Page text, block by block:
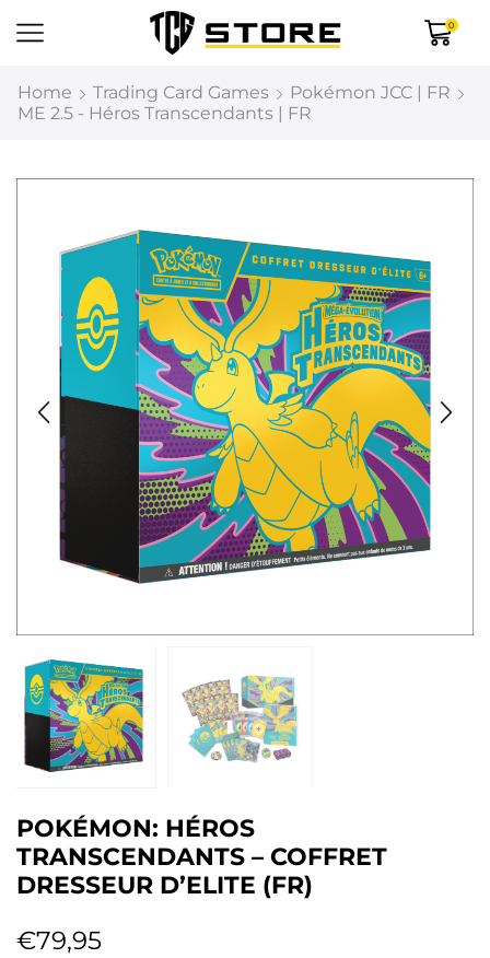
0
Home Trading Card Games
Pokémon JCC | FR
ME 2.5 - Héros Transcendants | FR
POKÉMON: HÉROS
TRANSCENDANTS – COFFRET
DRESSEUR D’ELITE (FR)
€79,95